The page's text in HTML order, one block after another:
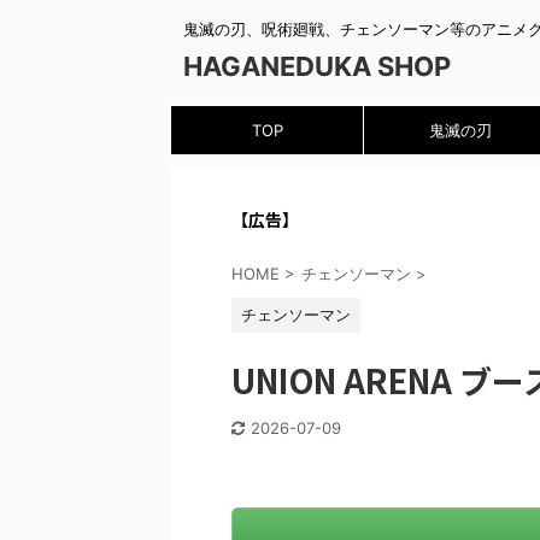
鬼滅の刃、呪術廻戦、チェンソーマン等のアニメ
HAGANEDUKA SHOP
TOP 鬼滅の刃
【広告】
HOME > チェンソーマン >
チェンソーマン
UNION ARENA ブ
2026-07-09